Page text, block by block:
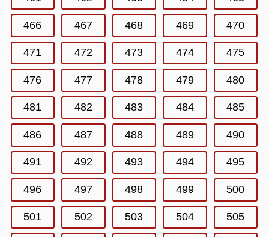
466 467 468 469 470
471 472 473 474 475
476 477 478 479 480
481 482 483 484 485
486 487 488 489 490
491 492 493 494 495
496 497 498 499 500
501 502 503 504 505